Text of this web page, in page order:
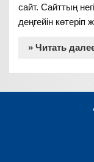
сайт. Сайттың
деңгейін
» Читать